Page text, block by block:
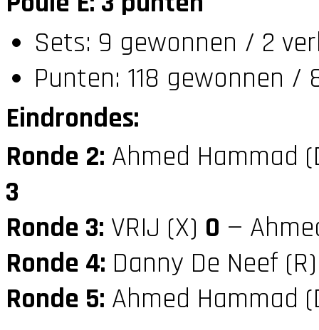
Sets: 9 gewonnen / 2
Punten: 118 gewonnen /
Eindrondes:
Ronde 2: Ahmed Hammad
3
Ronde 3: VRIJ (X) 0 —
Ronde 4: Danny De Neef
Ronde 5: Ahmed Hammad